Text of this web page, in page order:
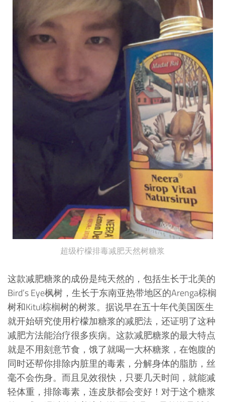
超级柠檬排毒减肥天然树糖浆
这款减肥糖浆的成份是纯天然的，包括生长于北美的
Bird’s Eye枫树，生长于东南亚热带地区的Arenga棕榈
树和Kitul棕榈树的树浆。据说早在五十年代美国医生
就开始研究使用柠檬加糖浆的减肥法，还证明了这种
减肥方法能治疗很多疾病。这款减肥糖浆的最大特点
就是不用刻意节食，饿了就喝一大杯糖浆，在饱腹的
同时还帮你排除内脏里的毒素，分解身体的脂肪，丝
毫不会伤身。而且见效很快，只要几天时间，就能减
轻体重，排除毒素，连皮肤都会变好！对于这个糖浆